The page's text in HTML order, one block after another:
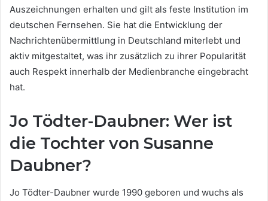
Auszeichnungen erhalten und gilt als feste Institution im
deutschen Fernsehen. Sie hat die Entwicklung der
Nachrichtenübermittlung in Deutschland miterlebt und
aktiv mitgestaltet, was ihr zusätzlich zu ihrer Popularität
auch Respekt innerhalb der Medienbranche eingebracht
hat.
Jo Tödter-Daubner: Wer ist
die Tochter von Susanne
Daubner?
Jo Tödter-Daubner wurde 1990 geboren und wuchs als